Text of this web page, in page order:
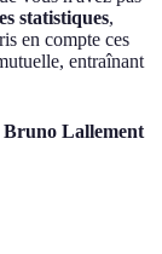
statistiques,
en compte ces
entraînant
Bruno Lallement